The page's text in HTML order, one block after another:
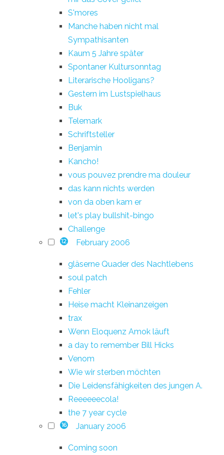
S'mores
Manche haben nicht mal
Sympathisanten
Kaum 5 Jahre später
Spontaner Kultursonntag
Literarische Hooligans?
Gestern im Lustspielhaus
Buk
Telemark
Schriftsteller
Benjamin
Kancho!
vous pouvez prendre ma douleur
das kann nichts werden
von da oben kam er
let's play bullshit-bingo
Challenge
12 February 2006
gläserne Quader des Nachtlebens
soul patch
Fehler
Heise macht Kleinanzeigen
trax
Wenn Eloquenz Amok läuft
a day to remember Bill Hicks
Venom
Wie wir sterben möchten
Die Leidensfähigkeiten des jungen A.
Reeeeeecola!
the 7 year cycle
16 January 2006
Coming soon